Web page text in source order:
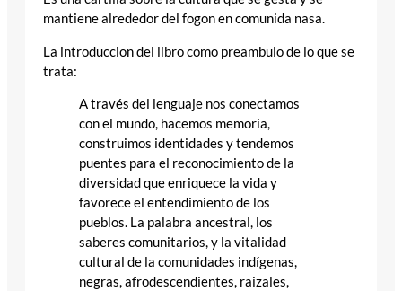
mantiene alrededor del fogon en comunida nasa.
La introduccion del libro como preambulo de lo que se
trata:
A través del lenguaje nos conectamos
con el mundo, hacemos memoria,
construimos identidades y tendemos
puentes para el reconocimiento de la
diversidad que enriquece la vida y
favorece el entendimiento de los
pueblos. La palabra ancestral, los
saberes comunitarios, y la vitalidad
cultural de la comunidades indígenas,
negras, afrodescendientes, raizales,